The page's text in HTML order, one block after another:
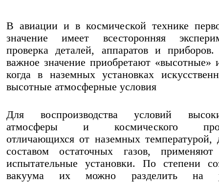
В авиации и в космической технике
значение имеет всесторонняя
проверка деталей, аппаратов и
важное значение приобретают «высотные»
когда в наземных установках
высотные атмосферные условия
Для воспроизводства условий
атмосферы и космического
отличающихся от наземных температурой,
составом остаточных газов,
испытательные установки. По степени
вакуума их можно разделить на